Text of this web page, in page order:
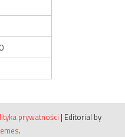
prywatności | Editorial by
.